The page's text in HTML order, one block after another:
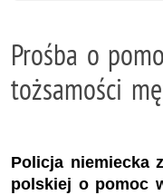
Prośba o
tożsamości
Policja niemiecka
polskiej o pomoc